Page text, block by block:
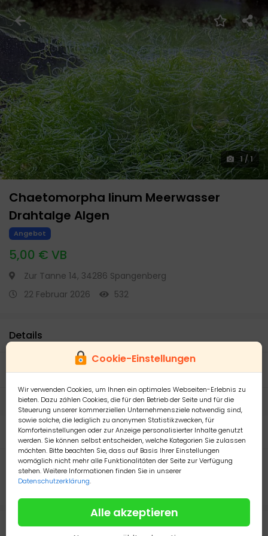
Cookie-Einstellungen
Wir verwenden Cookies, um Ihnen ein optimales Webseiten-Erlebnis zu
bieten. Dazu zählen Cookies, die für den Betrieb der Seite und für die
Steuerung unserer kommerziellen Unternehmensziele notwendig sind,
sowie solche, die lediglich zu anonymen Statistikzwecken, für
Komforteinstellungen oder zur Anzeige personalisierter Inhalte genutzt
werden. Sie können selbst entscheiden, welche Kategorien Sie zulassen
möchten. Bitte beachten Sie, dass auf Basis Ihrer Einstellungen
womöglich nicht mehr alle Funktionalitäten der Seite zur Verfügung
stehen. Weitere Informationen finden Sie in unserer
Datenschutzerklärung.
Alle akzeptieren
1 / 1
Chaetomorpha linum Meerwasser
Drahtalge Algen
Angebot
5,00 € VB
Zur Tanne 14, 34286 Spangenberg
22 Februar 2026
532
Details
generalüberholt
Versand mit:
Beschreibung
Chaetomorpha linum Meerwasser Drahtalge Algen
Refugium
Anbieter